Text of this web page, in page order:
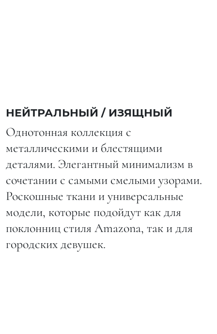
НЕЙТРАЛЬНЫЙ / ИЗЯЩНЫЙ
Однотонная коллекция с
металлическими и блестящими
деталями. Элегантный минимализм в
сочетании с самыми смелыми узорами.
Роскошные ткани и универсальные
модели, которые подойдут как для
поклонниц стиля Amazona, так и для
городских девушек.